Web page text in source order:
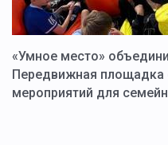
«Умное место»
Передвижная площадка
мероприятий для